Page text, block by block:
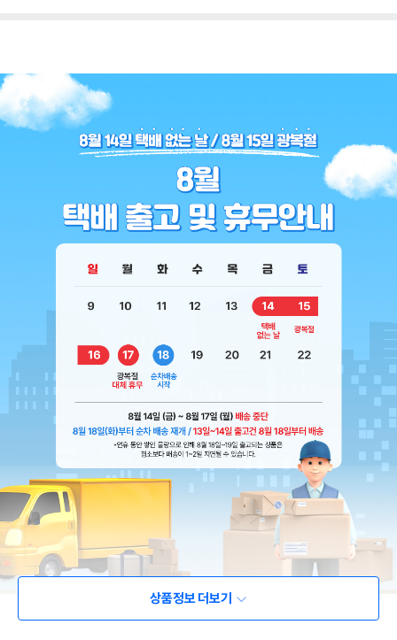
상품정보 더보기